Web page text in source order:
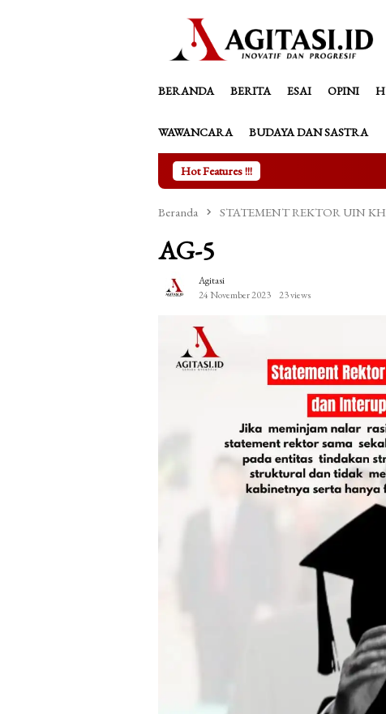
BERANDA BERITA ESAI OPINI
WAWANCARA BUDAYA DAN SASTRA
Hot Features !!!
Beranda STATEMENT REKTOR UIN
AG-5
Agitasi
24 November 2023
23 views